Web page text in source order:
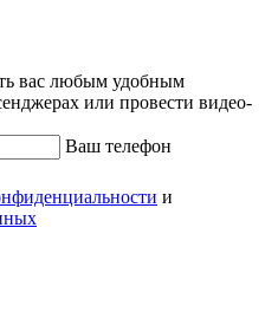
вас любым удобным
или провести видео-
Ваш телефон
и